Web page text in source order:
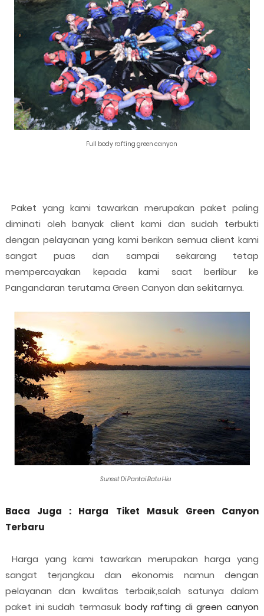
Full body rafting green canyon
Paket yang kami tawarkan merupakan paket paling
diminati oleh banyak client kami dan sudah terbukti
dengan pelayanan yang kami berikan semua client kami
sangat puas dan sampai sekarang tetap
mempercayakan kepada kami saat berlibur ke
Pangandaran terutama Green Canyon dan sekitarnya.
Sunset Di Pantai Batu Hiu
Baca Juga : Harga Tiket Masuk Green Canyon
Terbaru
Harga yang kami tawarkan merupakan harga yang
sangat terjangkau dan ekonomis namun dengan
pelayanan dan kwalitas terbaik,salah satunya dalam
paket ini sudah termasuk body rafting di green canyon